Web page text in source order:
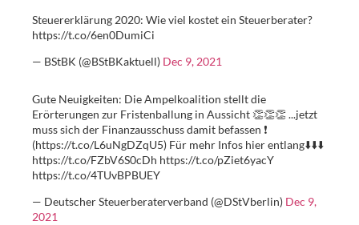
Steuererklärung 2020: Wie viel kostet ein Steuerberater?
https://t.co/6en0DumiCi
— BStBK (@BStBKaktuell) Dec 9, 2021
Gute Neuigkeiten: Die Ampelkoalition stellt die
Erörterungen zur Fristenballung in Aussicht 👏👏👏 ...jetzt
muss sich der Finanzausschuss damit befassen ❗️
(https://t.co/L6uNgDZqU5) Für mehr Infos hier entlang⬇️⬇️⬇️
https://t.co/FZbV6S0cDh https://t.co/pZiet6yacY
https://t.co/4TUvBPBUEY
— Deutscher Steuerberaterverband (@DStVberlin) Dec 9,
2021